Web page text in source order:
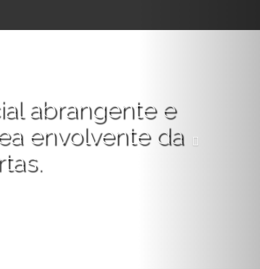
abrangente e
envolvente da